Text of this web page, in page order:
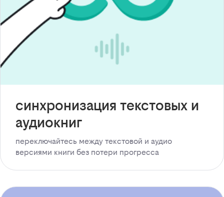
синхронизация текстовых и
аудиокниг
переключайтесь между текстовой и аудио
версиями книги без потери прогресса